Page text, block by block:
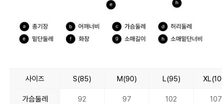
사이즈 S(85) M(90) L(95)
가슴둘레 92 97 102 107